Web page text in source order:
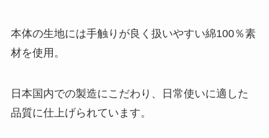
本体の生地には手触りが良く扱いやすい綿100％素
材を使用。
日本国内での製造にこだわり、日常使いに適した
品質に仕上げられています。